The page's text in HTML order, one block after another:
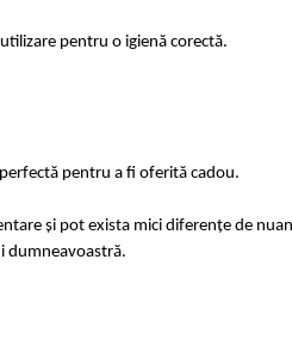
pentru o igienă corectă.
pentru a fi oferită cadou.
și pot exista mici diferențe de
dumneavoastră.